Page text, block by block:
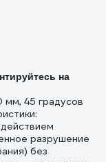
на
мм, 45 градусов
разрушение
без